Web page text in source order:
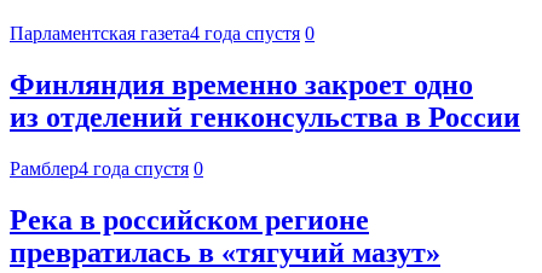
Парламентская газета4 года спустя 0
Финляндия временно закроет одно
из отделений генконсульства в России
Рамблер4 года спустя 0
Река в российском регионе
превратилась в «тягучий мазут»